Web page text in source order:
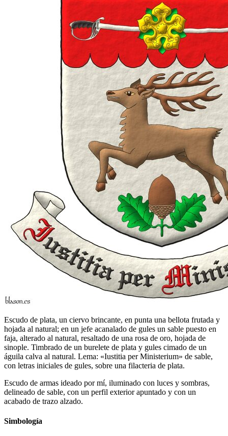
Escudo de plata, un ciervo brincante, en punta una bellota frutada y
hojada al natural; en un jefe acanalado de gules un sable puesto en
faja, alterado al natural, resaltado de una rosa de oro, hojada de
sinople. Timbrado de un burelete de plata y gules cimado de un
águila calva al natural. Lema: «Iustitia per Ministerium» de sable,
con letras iniciales de gules, sobre una filacteria de plata.
Escudo de armas ideado por mí, iluminado con luces y sombras,
delineado de sable, con un perfil exterior apuntado y con un
acabado de trazo alzado.
Simbología